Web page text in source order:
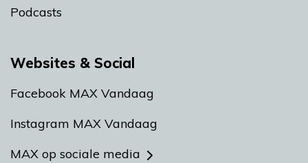
Podcasts
Websites & Social
Facebook MAX Vandaag
Instagram MAX Vandaag
MAX op sociale media